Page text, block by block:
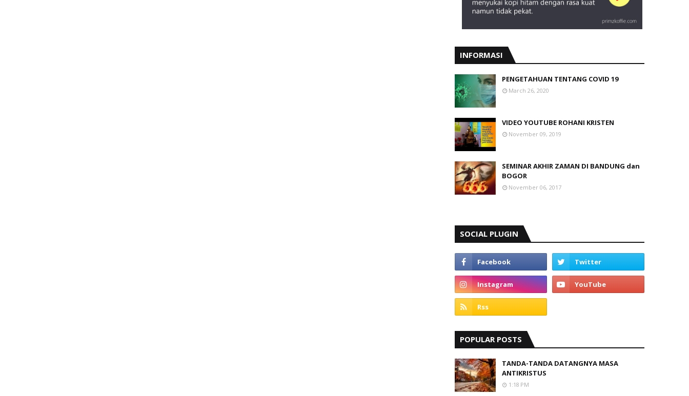
INFORMASI
PENGETAHUAN TENTANG COVID 19
March 26, 2020
VIDEO YOUTUBE ROHANI KRISTEN
November 09, 2019
SEMINAR AKHIR ZAMAN DI BANDUNG dan
BOGOR
November 06, 2017
SOCIAL PLUGIN
POPULAR POSTS
TANDA-TANDA DATANGNYA MASA
ANTIKRISTUS
1:18 PM